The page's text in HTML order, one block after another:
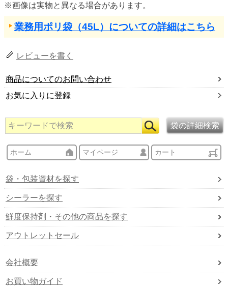
※画像は実物と異なる場合があります。
業務用ポリ袋（45L）についての詳細はこちら
レビューを書く
商品についてのお問い合わせ
お気に入りに登録
ホーム マイページ カート
袋・包装資材を探す
シーラーを探す
鮮度保持剤・その他の商品を探す
アウトレットセール
会社概要
お買い物ガイド